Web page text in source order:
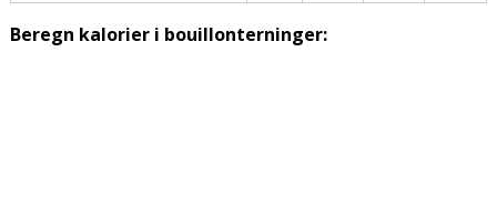
Beregn kalorier i bouillonterninger: